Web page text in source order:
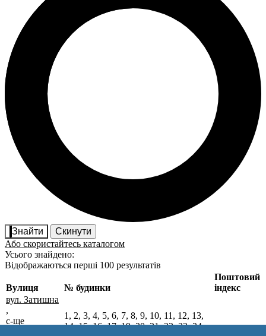
Знайти
Скинути
Або скористайтесь каталогом
Усього знайдено:
Відображаються перші 100 результатів
Вулиця № будинки
Поштовий
індекс
вул. Затишна
,
с-ще
1, 2, 3, 4, 5, 6, 7, 8, 9, 10, 11, 12, 13,
14, 15, 16, 17, 19, 20, 21, 22, 23, 24,